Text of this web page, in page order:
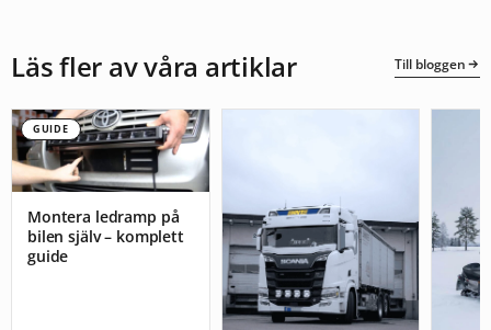
Läs fler av våra artiklar Till bloggen
GUIDE
Montera ledramp på
bilen själv – komplett
guide